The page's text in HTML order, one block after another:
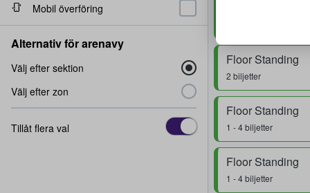
Floor Standing
2 biljetter
Floor Standing
1 - 4 biljetter
Floor Standing
1 - 4 biljetter
Mobil överföring
Alternativ för arenavy
Välj efter sektion
Välj efter zon
Tillåt flera val